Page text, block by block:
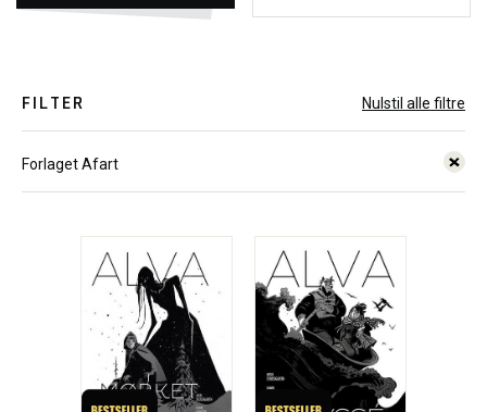
FILTER Nulstil alle filtre
Forlaget Afart